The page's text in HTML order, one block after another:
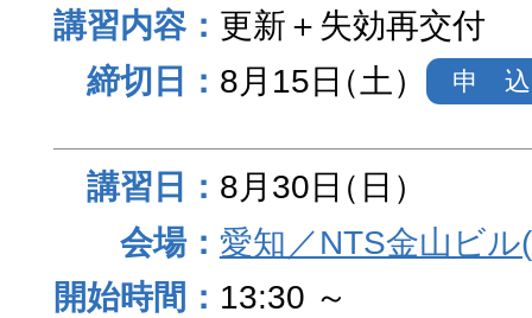
更新＋失効再交付
8月15日（土） 申 込
8月30日（日）
愛知／NTS金山ビ
13:30 ～